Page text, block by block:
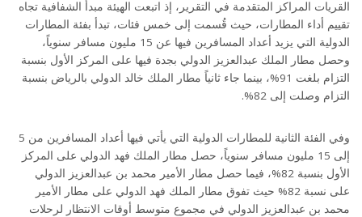
القريات المراكز المتقدمة في التقرير، إذ اتبعت الهيئة مبدأ الشفافية تجاه
تقييم أداء المطارات، حيث قُسمت إلى خمس فئات، تبدأ بفئة المطارات
الدولية التي يزيد أعداد المسافرين فيها عن 15 مليون مسافر سنوياً،
وحصل مطار الملك عبدالعزيز الدولي بجدة فيها على المركز الأول بنسبة
التزام بلغت 91%، بينما جاء ثانياً مطار الملك خالد الدولي بالرياض بنسبة
التزام وصلت إلى 82%.
وفي الفئة الثانية للمطارات الدولية التي يأتي فيها أعداد المسافرين من 5
إلى 15 مليون مسافر سنوياً، حصل مطار الملك فهد الدولي على المركز
الأول بنسبة 82%، فيما حصل مطار الأمير محمد بن عبدالعزيز الدولي
على نسبة 82% حيث تفوق مطار الملك فهد الدولي على مطار الأمير
محمد بن عبدالعزيز الدولي في مجموع متوسط أوقات الانتظار لرحلات